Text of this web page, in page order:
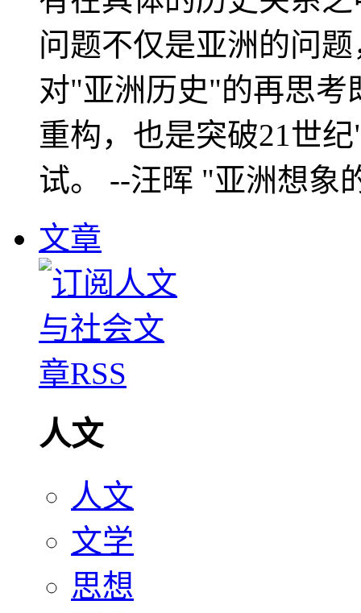
问题不仅是亚洲的问
对"亚洲历史"的再思考
重构，也是突破21世
试。 --汪晖 "亚洲想象
文章
人文
人文
文学
思想